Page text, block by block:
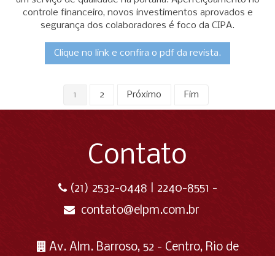
controle financeiro, novos investimentos aprovados e
segurança dos colaboradores é foco da CIPA.
Clique no link e confira o pdf da revista.
1 2 Próximo Fim
Contato
(21) 2532-0448 | 2240-8551 -
contato@elpm.com.br
Av. Alm. Barroso, 52 - Centro, Rio de